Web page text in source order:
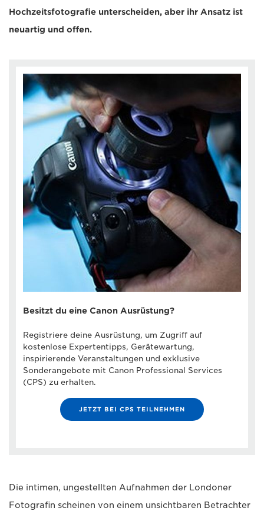
Hochzeitsfotografie unterscheiden, aber ihr Ansatz ist
neuartig und offen.
Besitzt du eine Canon Ausrüstung?
Registriere deine Ausrüstung, um Zugriff auf
kostenlose Expertentipps, Gerätewartung,
inspirierende Veranstaltungen und exklusive
Sonderangebote mit Canon Professional Services
(CPS) zu erhalten.
JETZT BEI CPS TEILNEHMEN
Die intimen, ungestellten Aufnahmen der Londoner
Fotografin scheinen von einem unsichtbaren Betrachter